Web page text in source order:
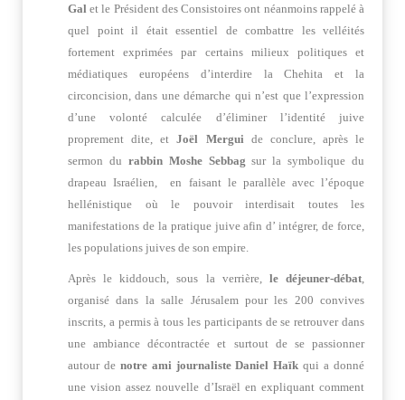
Gal et le Président des Consistoires ont néanmoins rappelé à
quel point il était essentiel de combattre les velléités
fortement exprimées par certains milieux politiques et
médiatiques européens d’interdire la Chehita et la
circoncision, dans une démarche qui n’est que l’expression
d’une volonté calculée d’éliminer l’identité juive
proprement dite, etJoël Mergui de conclure, après le
sermon du rabbin Moshe Sebbag sur la symbolique du
drapeau Israélien, en faisant le parallèle avec l’époque
hellénistique où le pouvoir interdisait toutes les
manifestations de la pratique juive afin d’ intégrer, de force,
les populations juives de son empire.
Après le kiddouch, sous la verrière, le déjeuner-débat
organisé dans la salle Jérusalem pour les 200 convives
inscrits, a permis à tous les participants de se retrouver dans
une ambiance décontractée et surtout de se passionner
autour de notre ami journaliste Daniel Haïk qui a donné
une vision assez nouvelle d’Israël en expliquant comment